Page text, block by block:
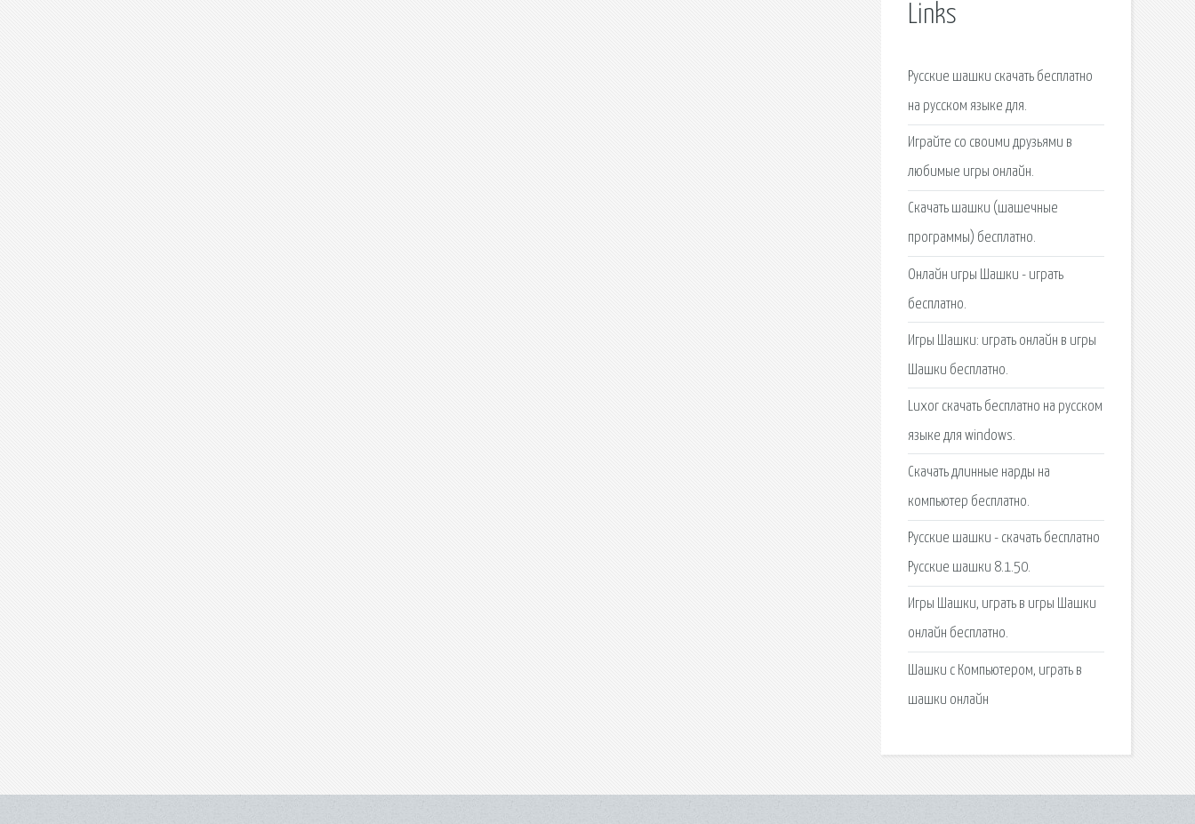
Links
Русские шашки скачать бесплатно
на русском языке для.
Играйте со своими друзьями в
любимые игры онлайн.
Скачать шашки (шашечные
программы) бесплатно.
Онлайн игры Шашки - играть
бесплатно.
Игры Шашки: играть онлайн в игры
Шашки бесплатно.
Luxor скачать бесплатно на русском
языке для windows.
Скачать длинные нарды на
компьютер бесплатно.
Русские шашки - скачать бесплатно
Русские шашки 8.1.50.
Игры Шашки, играть в игры Шашки
онлайн бесплатно.
Шашки с Компьютером, играть в
шашки онлайн